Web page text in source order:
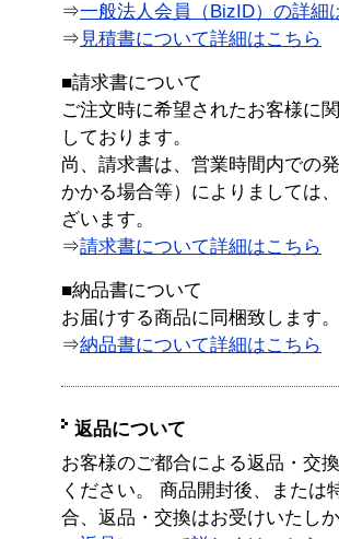
⇒一般法人会員（BizID）の詳細
⇒ 見積書について詳細はこちら
■請求書について
ご注文時に希望されたお客様に
しております。
尚、請求書は、営業時間内での
かかる場合等）によりましては
ざいます。
⇒請求書について詳細はこちら
■納品書について
お届けする商品に同梱致します。
⇒納品書について詳細はこちら
返品について
お客様のご都合による返品・交
ください。 商品開封後、または
合、返品・交換はお受けいたし